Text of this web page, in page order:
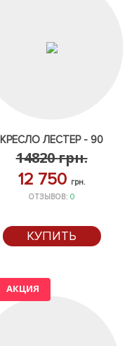
КРЕСЛО ЛЕСТЕР - 90
14820грн.
12 750 грн.
ОТЗЫВОВ:0
КУПИТЬ
АКЦИЯ